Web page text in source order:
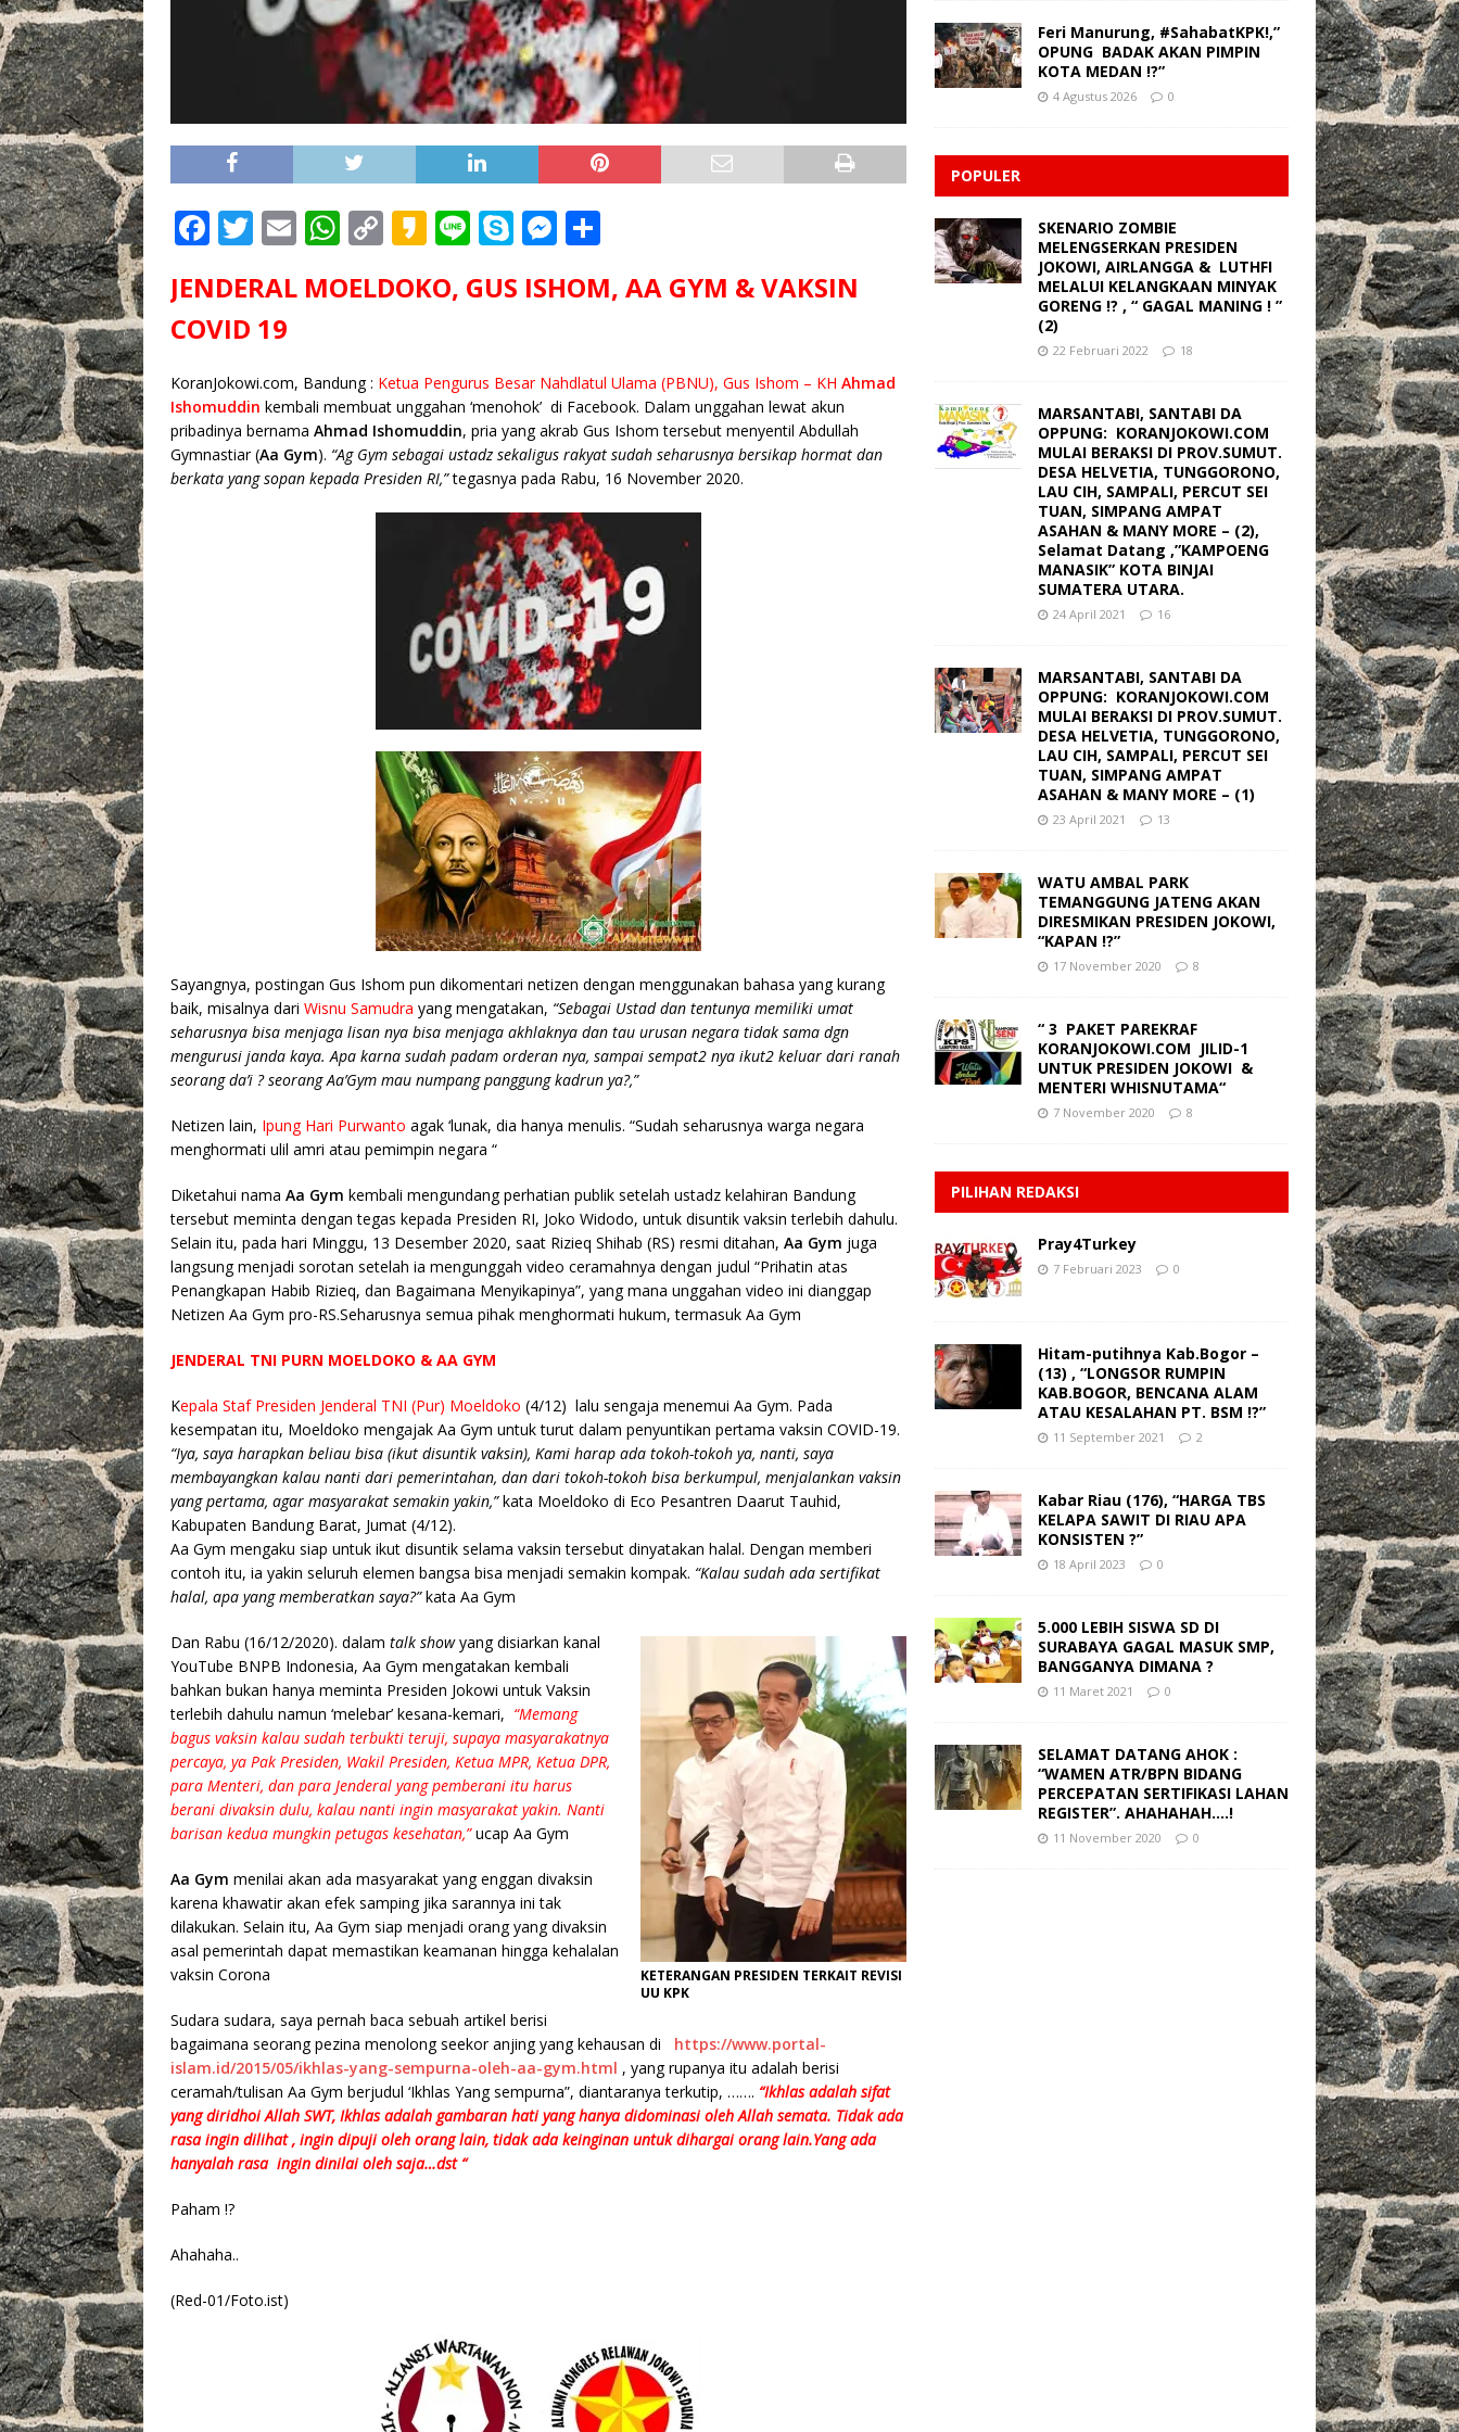
F
c
e
b
o
o
k
T
it
te
r
E
ai
W
at
p
p
C
p
Li
n
k
K
k
o
Li
e
S
y
M
ss
n
g
e
r
ar
JENDERAL MOELDOKO, GUS ISHOM, AA GYM & VAKSIN
COVID 19
KoranJokowi.com, Bandung : Ketua Pengurus Besar Nahdlatul Ulama (PBNU), Gus Ishom – KH Ahmad
Ishomuddin kembali membuat unggahan ‘menohok’ di Facebook. Dalam unggahan lewat akun
pribadinya bernama Ahmad Ishomuddin, pria yang akrab Gus Ishom tersebut menyentil Abdullah
Gymnastiar (Aa Gym). “Ag Gym sebagai ustadz sekaligus rakyat sudah seharusnya bersikap hormat dan
berkata yang sopan kepada Presiden RI,”tegasnya pada Rabu, 16 November 2020.
Sayangnya, postingan Gus Ishom pun dikomentari netizen dengan menggunakan bahasa yang kurang
baik, misalnya dari Wisnu Samudra yang mengatakan, “Sebagai Ustad dan tentunya memiliki umat
seharusnya bisa menjaga lisan nya bisa menjaga akhlaknya dan tau urusan negara tidak sama dgn
mengurusi janda kaya. Apa karna sudah padam orderan nya, sampai sempat2 nya ikut2 keluar dari ranah
seorang da’i ? seorang Aa’Gym mau numpang panggung kadrun ya?,”
Netizen lain, Ipung Hari Purwanto agak ‘lunak, dia hanya menulis. “Sudah seharusnya warga negara
menghormati ulil amri atau pemimpin negara “
Diketahui nama Aa Gym kembali mengundang perhatian publik setelah ustadz kelahiran Bandung
tersebut meminta dengan tegas kepada Presiden RI, Joko Widodo, untuk disuntik vaksin terlebih dahulu.
Selain itu, pada hari Minggu, 13 Desember 2020, saat Rizieq Shihab (RS) resmi ditahan, Aa Gym juga
langsung menjadi sorotan setelah ia mengunggah video ceramahnya dengan judul “Prihatin atas
Penangkapan Habib Rizieq, dan Bagaimana Menyikapinya”, yang mana unggahan video ini dianggap
Netizen Aa Gym pro-RS.Seharusnya semua pihak menghormati hukum, termasuk Aa Gym
JENDERAL TNI PURN MOELDOKO & AA GYM
Kepala Staf Presiden Jenderal TNI (Pur) Moeldoko (4/12) lalu sengaja menemui Aa Gym. Pada
kesempatan itu, Moeldoko mengajak Aa Gym untuk turut dalam penyuntikan pertama vaksin COVID-19.
“Iya, saya harapkan beliau bisa (ikut disuntik vaksin), Kami harap ada tokoh-tokoh ya, nanti, saya
membayangkan kalau nanti dari pemerintahan, dan dari tokoh-tokoh bisa berkumpul, menjalankan vaksin
yang pertama, agar masyarakat semakin yakin,”kata Moeldoko di Eco Pesantren Daarut Tauhid,
Kabupaten Bandung Barat, Jumat (4/12).
Aa Gym mengaku siap untuk ikut disuntik selama vaksin tersebut dinyatakan halal. Dengan memberi
contoh itu, ia yakin seluruh elemen bangsa bisa menjadi semakin kompak. “Kalau sudah ada sertifikat
halal, apa yang memberatkan saya?”kata Aa Gym
KETERANGAN PRESIDEN TERKAIT REVISI
UU KPK
Dan Rabu (16/12/2020). dalam talk showyang disiarkan kanal
YouTube BNPB Indonesia, Aa Gym mengatakan kembali
bahkan bukan hanya meminta Presiden Jokowi untuk Vaksin
terlebih dahulu namun ‘melebar’ kesana-kemari, “Memang
bagus vaksin kalau sudah terbukti teruji, supaya masyarakatnya
percaya, ya Pak Presiden, Wakil Presiden, Ketua MPR, Ketua DPR,
para Menteri, dan para Jenderal yang pemberani itu harus
berani divaksin dulu, kalau nanti ingin masyarakat yakin. Nanti
barisan kedua mungkin petugas kesehatan,”ucap Aa Gym
Aa Gym menilai akan ada masyarakat yang enggan divaksin
karena khawatir akan efek samping jika sarannya ini tak
dilakukan. Selain itu, Aa Gym siap menjadi orang yang divaksin
asal pemerintah dapat memastikan keamanan hingga kehalalan
vaksin Corona
Sudara sudara, saya pernah baca sebuah artikel berisi
bagaimana seorang pezina menolong seekor anjing yang kehausan di https://www.portal-
islam.id/2015/05/ikhlas-yang-sempurna-oleh-aa-gym.html , yang rupanya itu adalah berisi
ceramah/tulisan Aa Gym berjudul ‘Ikhlas Yang sempurna”, diantaranya terkutip, ……. “Ikhlas adalah sifat
yang diridhoi Allah SWT, Ikhlas adalah gambaran hati yang hanya didominasi oleh Allah semata. Tidak ada
rasa ingin dilihat , ingin dipuji oleh orang lain, tidak ada keinginan untuk dihargai orang lain.Yang ada
hanyalah rasa ingin dinilai oleh saja…dst “
Paham !?
Ahahaha..
(Red-01/Foto.ist)
Feri Manurung, #SahabatKPK!,”
OPUNG BADAK AKAN PIMPIN
KOTA MEDAN !?”
4 Agustus 2026 0
POPULER
SKENARIO ZOMBIE
MELENGSERKAN PRESIDEN
JOKOWI, AIRLANGGA & LUTHFI
MELALUI KELANGKAAN MINYAK
GORENG !? , “ GAGAL MANING ! ”
(2)
22 Februari 2022 18
MARSANTABI, SANTABI DA
OPPUNG: KORANJOKOWI.COM
MULAI BERAKSI DI PROV.SUMUT.
DESA HELVETIA, TUNGGORONO,
LAU CIH, SAMPALI, PERCUT SEI
TUAN, SIMPANG AMPAT
ASAHAN & MANY MORE – (2),
Selamat Datang ,”KAMPOENG
MANASIK” KOTA BINJAI
SUMATERA UTARA.
24 April 2021 16
MARSANTABI, SANTABI DA
OPPUNG: KORANJOKOWI.COM
MULAI BERAKSI DI PROV.SUMUT.
DESA HELVETIA, TUNGGORONO,
LAU CIH, SAMPALI, PERCUT SEI
TUAN, SIMPANG AMPAT
ASAHAN & MANY MORE – (1)
23 April 2021 13
WATU AMBAL PARK
TEMANGGUNG JATENG AKAN
DIRESMIKAN PRESIDEN JOKOWI,
“KAPAN !?”
17 November 2020 8
“ 3 PAKET PAREKRAF
KORANJOKOWI.COM JILID-1
UNTUK PRESIDEN JOKOWI &
MENTERI WHISNUTAMA“
7 November 2020 8
PILIHAN REDAKSI
Pray4Turkey
7 Februari 2023 0
Hitam-putihnya Kab.Bogor –
(13) , “LONGSOR RUMPIN
KAB.BOGOR, BENCANA ALAM
ATAU KESALAHAN PT. BSM !?”
11 September 2021 2
Kabar Riau (176), “HARGA TBS
KELAPA SAWIT DI RIAU APA
KONSISTEN ?”
18 April 2023 0
5.000 LEBIH SISWA SD DI
SURABAYA GAGAL MASUK SMP,
BANGGANYA DIMANA ?
11 Maret 2021 0
SELAMAT DATANG AHOK :
“WAMEN ATR/BPN BIDANG
PERCEPATAN SERTIFIKASI LAHAN
REGISTER”. AHAHAHAH….!
11 November 2020 0